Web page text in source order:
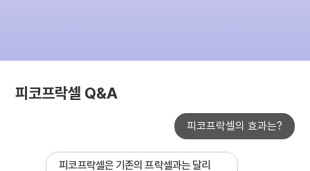
피코프락셀 Q&A
피코프락셀의 효과는?
피코프락셀은 기존의 프락셀과는 달리